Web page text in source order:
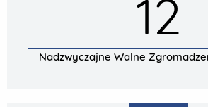
12
Nadzwyczajne Walne